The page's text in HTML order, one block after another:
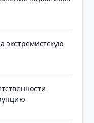
экстремистскую